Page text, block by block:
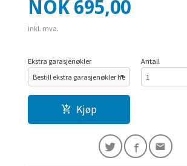
Pris
NOK 695,00
inkl. mva.
Ekstra garasjenøkler Antall
Kjøp